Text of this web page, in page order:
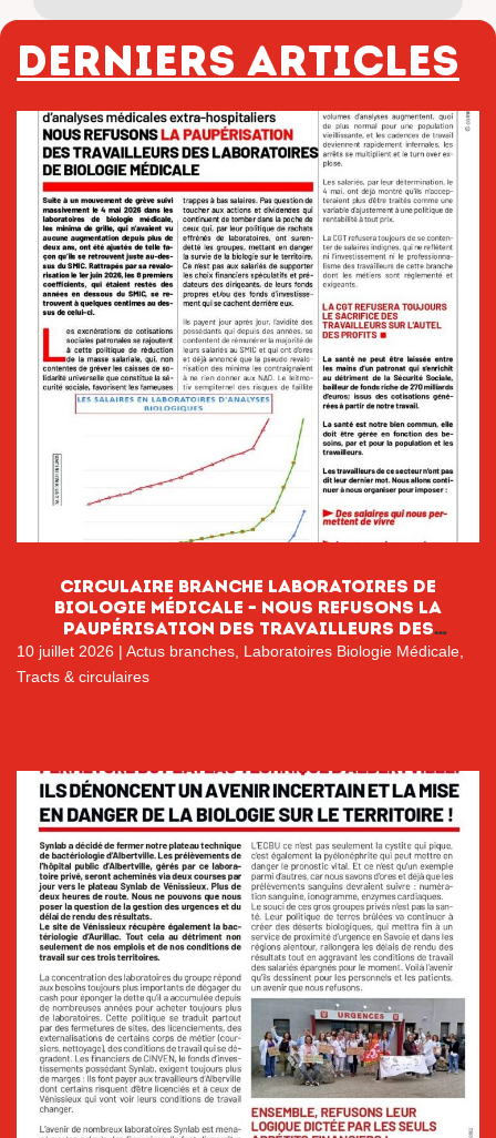
Derniers articles
CIRCULAIRE BRANCHE LABORATOIRES DE
BIOLOGIE MÉDICALE – NOUS REFUSONS LA
PAUPÉRISATION DES TRAVAILLEURS DES
LABORATOIRES DE BIOLOGIE MÉDICALE
10 juillet 2026 | Actus branches, Laboratoires Biologie Médicale,
Tracts & circulaires